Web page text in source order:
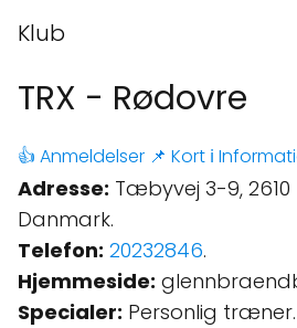
Klub
TRX - Rødovre
👍 Anmeldelser 📌 Kort ℹ️
Adresse: Tæbyvej 3-9, 2610
Danmark.
Telefon: 20232846.
Hjemmeside:
Specialer: Personlig træner.